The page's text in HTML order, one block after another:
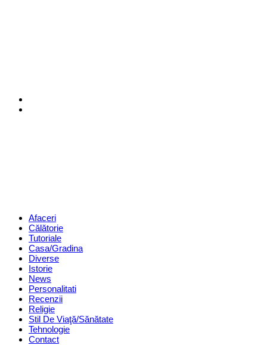
Menu Afaceri
Călătorie
Tutoriale
Casa/Gradina
Diverse
Istorie
News
Personalitati
Recenzii
Religie
Stil De Viaţă/Sănătate
Tehnologie
Contact